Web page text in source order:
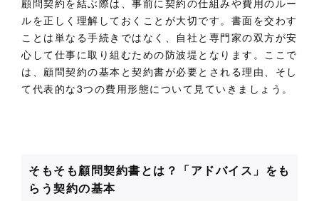
ルを正しく理解しておくことが大切です。書面を交わす
ことは単なる手続きではなく、自社と専門家の双方が安
心して仕事に取り組むための防波堤となります。ここで
は、顧問契約の基本と契約書が必要とされる理由、そし
て代表的な3つの費用形態について見ていきましょう。
そもそも顧問契約書とは？「アドバイス」をも
らう契約の基本